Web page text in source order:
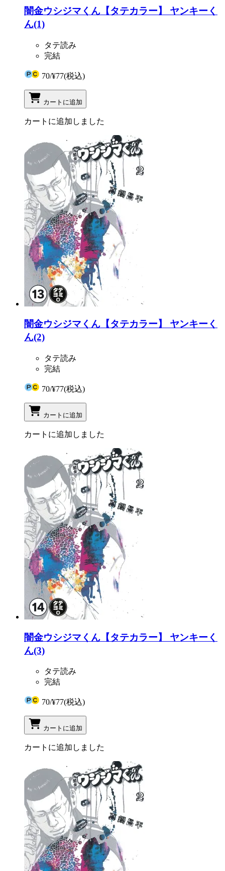
闇金ウシジマくん【タテカラー】 ヤンキーく
ん(1)
タテ読み
完結
70/¥77(税込)
カートに追加
カートに追加しました
闇金ウシジマくん【タテカラー】 ヤンキーく
ん(2)
タテ読み
完結
70/¥77(税込)
カートに追加
カートに追加しました
闇金ウシジマくん【タテカラー】 ヤンキーく
ん(3)
タテ読み
完結
70/¥77(税込)
カートに追加
カートに追加しました